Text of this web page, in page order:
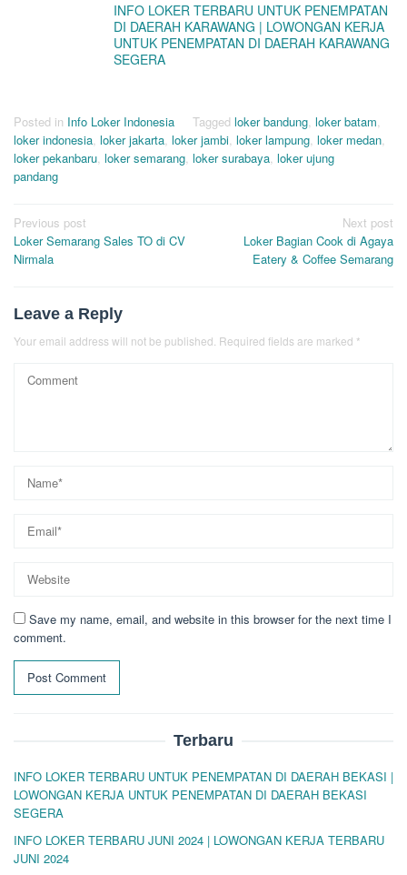
INFO LOKER TERBARU UNTUK PENEMPATAN
DI DAERAH KARAWANG | LOWONGAN KERJA
UNTUK PENEMPATAN DI DAERAH KARAWANG
SEGERA
Posted in Info Loker Indonesia Tagged loker bandung, loker batam,
loker indonesia, loker jakarta, loker jambi, loker lampung, loker medan,
loker pekanbaru, loker semarang, loker surabaya, loker ujung
pandang
Post
navigation
Previous post
Loker Semarang Sales TO di CV
Nirmala
Next post
Loker Bagian Cook di Agaya
Eatery & Coffee Semarang
Leave a Reply
Your email address will not be published. Required fields are marked *
Save my name, email, and website in this browser for the next time I
comment.
Terbaru
INFO LOKER TERBARU UNTUK PENEMPATAN DI DAERAH BEKASI |
LOWONGAN KERJA UNTUK PENEMPATAN DI DAERAH BEKASI
SEGERA
INFO LOKER TERBARU JUNI 2024 | LOWONGAN KERJA TERBARU
JUNI 2024